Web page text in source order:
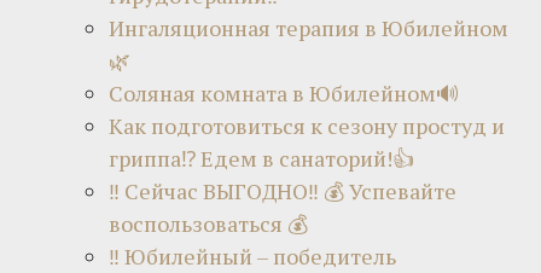
Ингаляционная терапия в Юбилейном
🌿
Соляная комната в Юбилейном🔊
Как подготовиться к сезону простуд и
гриппа⁉ Едем в санаторий!👍
‼ Сейчас ВЫГОДНО‼ 💰 Успевайте
воспользоваться 💰
‼ Юбилейный – победитель